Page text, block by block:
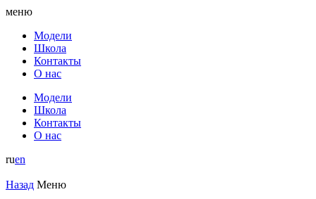
меню
Модели
Школа
Контакты
О нас
Модели
Школа
Контакты
О нас
ruen
Назад Меню